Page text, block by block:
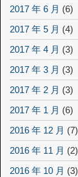
2017 年 6 月 (6)
2017 年 5 月 (4)
2017 年 4 月 (3)
2017 年 3 月 (3)
2017 年 2 月 (3)
2017 年 1 月 (6)
2016 年 12 月 (7)
2016 年 11 月 (2)
2016 年 10 月 (3)